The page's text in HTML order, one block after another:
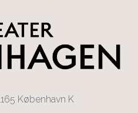
København K